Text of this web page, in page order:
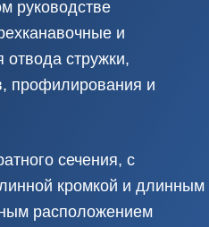
руководстве
и
стружки,
профилирования и
сечения, с
кромкой и длинным
расположением